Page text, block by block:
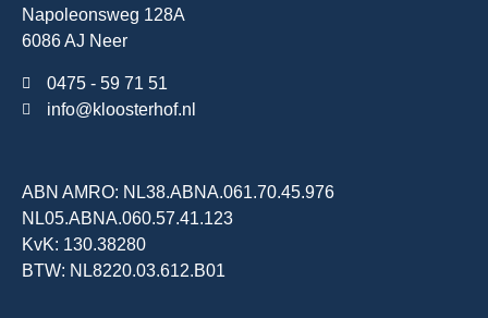
Napoleonsweg 128A
6086 AJ Neer
0475 - 59 71 51
info@kloosterhof.nl
ABN AMRO: NL38.ABNA.061.70.45.976
NL05.ABNA.060.57.41.123
KvK: 130.38280
BTW: NL8220.03.612.B01